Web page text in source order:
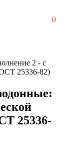
0
2 - с
25336-82)
25336-